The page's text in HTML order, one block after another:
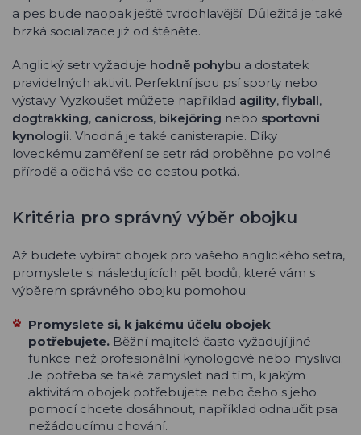
a pes bude naopak ještě tvrdohlavější. Důležitá je také
brzká socializace již od štěněte.
Anglický setr vyžaduje hodně pohybu a dostatek
pravidelných aktivit. Perfektní jsou psí sporty nebo
výstavy. Vyzkoušet můžete například agility, flyball,
dogtrakking, canicross, bikejöring nebo sportovní
kynologii. Vhodná je také canisterapie. Díky
loveckému zaměření se setr rád proběhne po volné
přírodě a očichá vše co cestou potká.
Kritéria pro správný výběr obojku
Až budete vybírat obojek pro vašeho anglického setra,
promyslete si následujících pět bodů, které vám s
výběrem správného obojku pomohou:
Promyslete si, k jakému účelu obojek
potřebujete. Běžní majitelé často vyžadují jiné
funkce než profesionální kynologové nebo myslivci.
Je potřeba se také zamyslet nad tím, k jakým
aktivitám obojek potřebujete nebo čeho s jeho
pomocí chcete dosáhnout, například odnaučit psa
nežádoucímu chování.